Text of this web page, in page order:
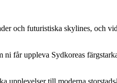
och futuristiska skylines, och
får uppleva Sydkoreas